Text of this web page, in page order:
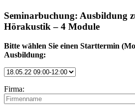
Seminarbuchung: Ausbildung
Hörakustik – 4 Module
Bitte wählen Sie einen Starttermin
Ausbildung:
Firma: